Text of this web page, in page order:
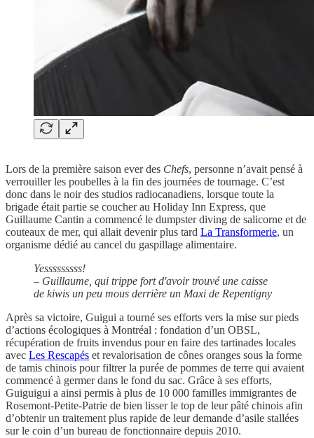
Lors de la première saison ever des Chefs, personne n’avait pensé à
verrouiller les poubelles à la fin des journées de tournage. C’est
donc dans le noir des studios radiocanadiens, lorsque toute la
brigade était partie se coucher au Holiday Inn Express, que
Guillaume Cantin a commencé le dumpster diving de salicorne et de
couteaux de mer, qui allait devenir plus tard La Transformerie, un
organisme dédié au cancel du gaspillage alimentaire.
Yesssssssss!
– Guillaume, qui trippe fort d'avoir trouvé une caisse
de kiwis un peu mous derrière un Maxi de Repentigny
Après sa victoire, Guigui a tourné ses efforts vers la mise sur pieds
d’actions écologiques à Montréal : fondation d’un OBSL,
récupération de fruits invendus pour en faire des tartinades locales
avec Les Rescapés et revalorisation de cônes oranges sous la forme
de tamis chinois pour filtrer la purée de pommes de terre qui avaient
commencé à germer dans le fond du sac. Grâce à ses efforts,
Guiguigui a ainsi permis à plus de 10 000 familles immigrantes de
Rosemont-Petite-Patrie de bien lisser le top de leur pâté chinois afin
d’obtenir un traitement plus rapide de leur demande d’asile stallées
sur le coin d’un bureau de fonctionnaire depuis 2010.